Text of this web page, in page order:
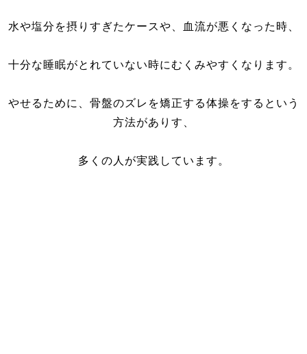
水や塩分を摂りすぎたケースや、血流が悪くなった時、
十分な睡眠がとれていない時にむくみやすくなります。
やせるために、骨盤のズレを矯正する体操をするという
方法がありす、
多くの人が実践しています。